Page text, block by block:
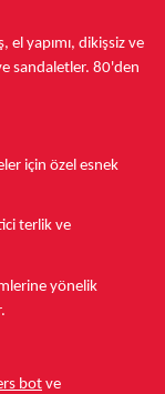
el yapımı, dikişsiz ve
sandaletler. 80'den
için özel esnek
terlik ve
yönelik
botve